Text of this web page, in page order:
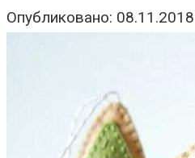
Опубликовано: 08.11.2018